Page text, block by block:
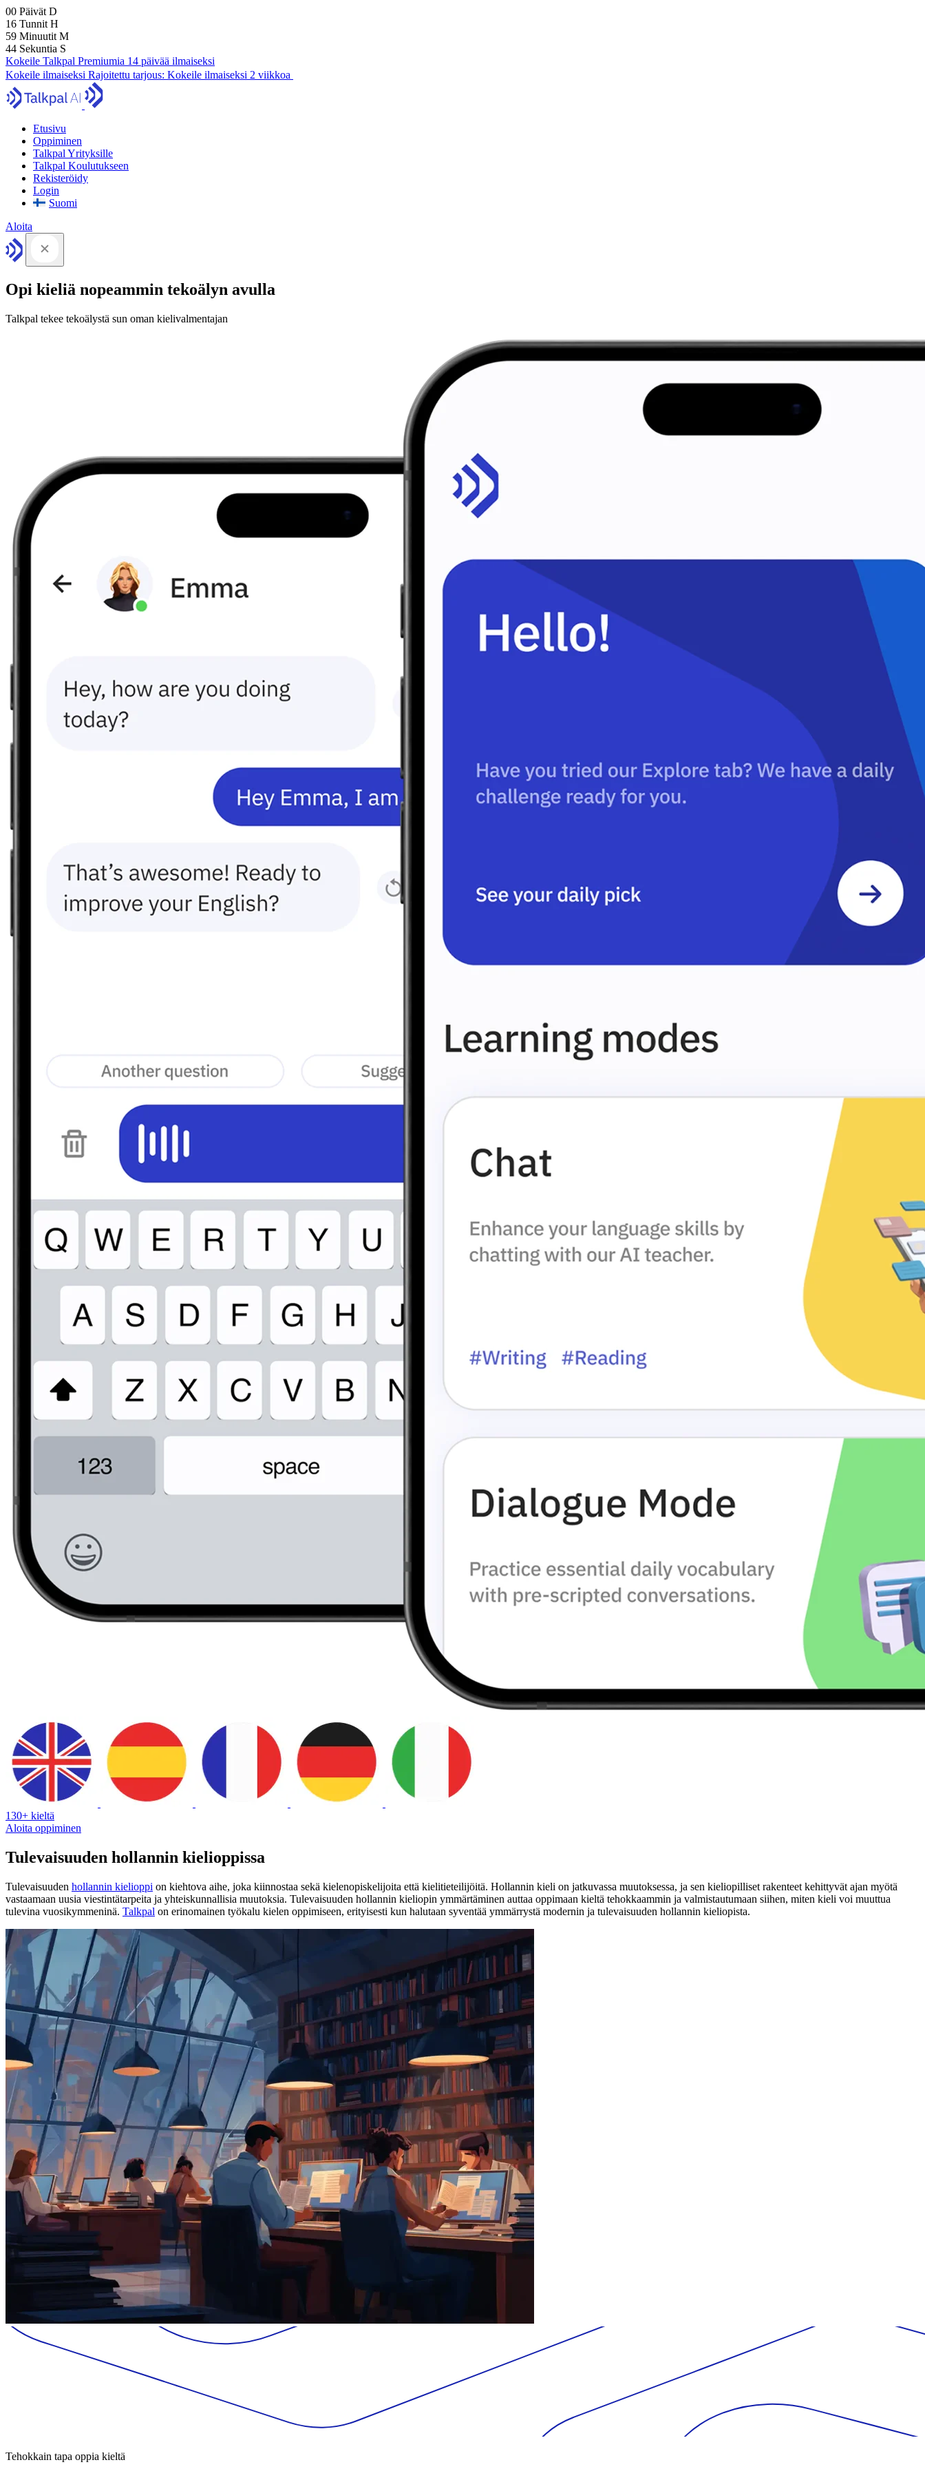
00 Päivät D
16 Tunnit H
59 Minuutit M
43 Sekuntia S
Kokeile Talkpal Premiumia 14 päivää ilmaiseksi
Kokeile ilmaiseksi Rajoitettu tarjous: Kokeile ilmaiseksi 2 viikkoa
Etusivu
Oppiminen
Talkpal Yrityksille
Talkpal Koulutukseen
Rekisteröidy
Login
Suomi
Aloita
Opi kieliä nopeammin tekoälyn avulla
Talkpal tekee tekoälystä sun oman kielivalmentajan
130+ kieltä
Aloita oppiminen
Tulevaisuuden hollannin kielioppissa
Tulevaisuuden hollannin kielioppi on kiehtova aihe, joka kiinnostaa sekä kielenopiskelijoita että kielitieteilijöitä. Hollannin kieli on jatkuvassa muutoksessa, ja sen kieliopilliset rakenteet kehittyvät ajan myötä
vastaamaan uusia viestintätarpeita ja yhteiskunnallisia muutoksia. Tulevaisuuden hollannin kieliopin ymmärtäminen auttaa oppimaan kieltä tehokkaammin ja valmistautumaan siihen, miten kieli voi muuttua
tulevina vuosikymmeninä. Talkpal on erinomainen työkalu kielen oppimiseen, erityisesti kun halutaan syventää ymmärrystä modernin ja tulevaisuuden hollannin kieliopista.
Tehokkain tapa oppia kieltä